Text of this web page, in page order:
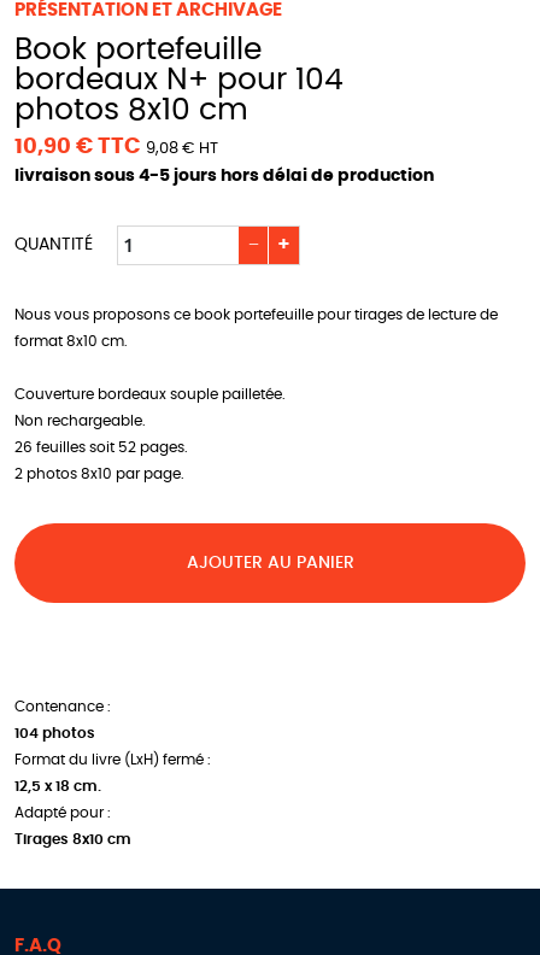
PRÉSENTATION ET ARCHIVAGE
Book portefeuille
bordeaux N+ pour 104
photos 8x10 cm
10,90 € TTC 9,08 € HT
livraison sous 4-5 jours hors délai de production
QUANTITÉ +
−
Nous vous proposons ce book portefeuille pour tirages de lecture de
format 8x10 cm.
Couverture bordeaux souple pailletée.
Non rechargeable.
26 feuilles soit 52 pages.
2 photos 8x10 par page.
AJOUTER AU PANIER
Contenance :
104 photos
Format du livre (LxH) fermé :
12,5 x 18 cm.
Adapté pour :
Tirages 8x10 cm
F.A.Q